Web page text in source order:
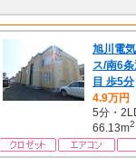
旭川電
ス/南6
目 歩5分
4.9万円
5分・
66.13m2